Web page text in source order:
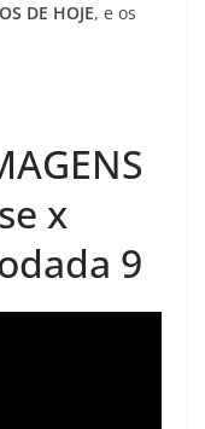
DE HOJE, e os
x
9